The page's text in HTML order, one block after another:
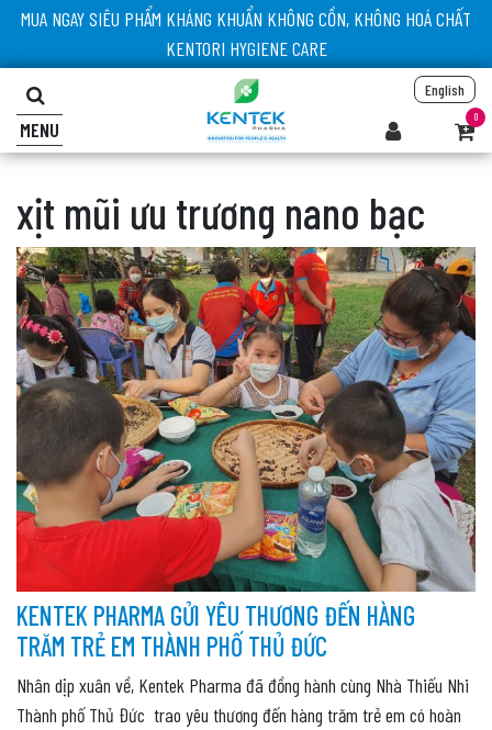
MUA NGAY SIÊU PHẨM KHÁNG KHUẨN KHÔNG CỒN, KHÔNG HOÁ CHẤT
KENTORI HYGIENE CARE
MENU
English
0
xịt mũi ưu trương nano bạc
KENTEK PHARMA GỬI YÊU THƯƠNG ĐẾN HÀNG
TRĂM TRẺ EM THÀNH PHỐ THỦ ĐỨC
Nhân dịp xuân về, Kentek Pharma đã đồng hành cùng Nhà Thiếu Nhi
Thành phố Thủ Đức trao yêu thương đến hàng trăm trẻ em có hoàn